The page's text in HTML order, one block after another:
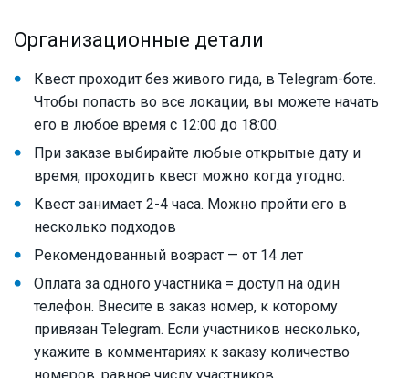
Организационные детали
Квест проходит без живого гида, в Telegram-боте.
Чтобы попасть во все локации, вы можете начать
его в любое время с 12:00 до 18:00.
При заказе выбирайте любые открытые дату и
время, проходить квест можно когда угодно.
Квест занимает 2-4 часа. Можно пройти его в
несколько подходов
Рекомендованный возраст — от 14 лет
Оплата за одного участника = доступ на один
телефон. Внесите в заказ номер, к которому
привязан Telegram. Если участников несколько,
укажите в комментариях к заказу количество